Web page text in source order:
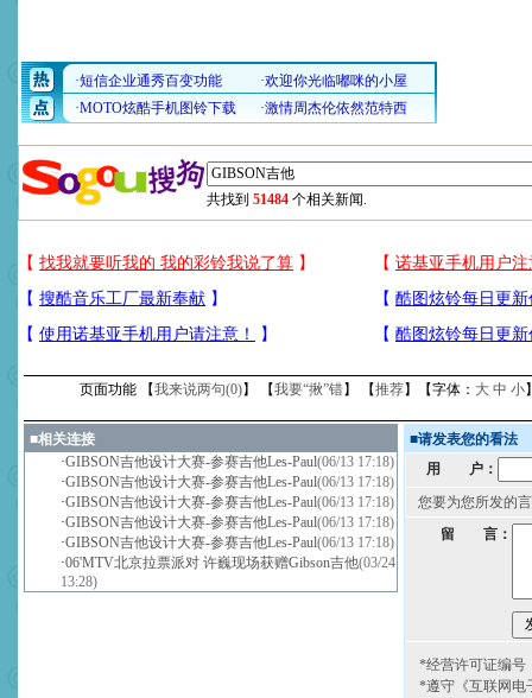
共找到 51484 个相关新闻.
页面功能 【我来说两句(0)】 【我要“揪”错】 【推荐】【字体： 大 中 小
■相关连接
·GIBSON吉他设计大赛-参赛吉他Les-Paul(06/13 17:18)
·GIBSON吉他设计大赛-参赛吉他Les-Paul(06/13 17:18)
·GIBSON吉他设计大赛-参赛吉他Les-Paul(06/13 17:18)
·GIBSON吉他设计大赛-参赛吉他Les-Paul(06/13 17:18)
·GIBSON吉他设计大赛-参赛吉他Les-Paul(06/13 17:18)
·06'MTV北京拉票派对 许巍现场获赠Gibson吉他(03/24
13:28)
■请发表您的看法
用 户：
您要为您所发的
留 言：
*经营许可证编号
*遵守《互联网电